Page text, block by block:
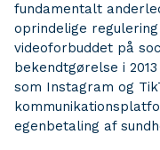
fundamentalt
oprindelige
videoforbuddet på
bekendtgørelse i
som Instagram og
egenbetaling af